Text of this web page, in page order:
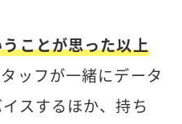
ことが思った以上
ッフが一緒にデータ
スするほか、持ち